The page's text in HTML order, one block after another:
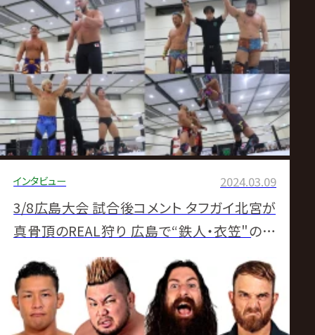
インタビュー 2024.03.09
3/8広島大会 試合後コメント タフガイ北宮が
真骨頂のREAL狩り 広島で“鉄人・衣笠"の誓